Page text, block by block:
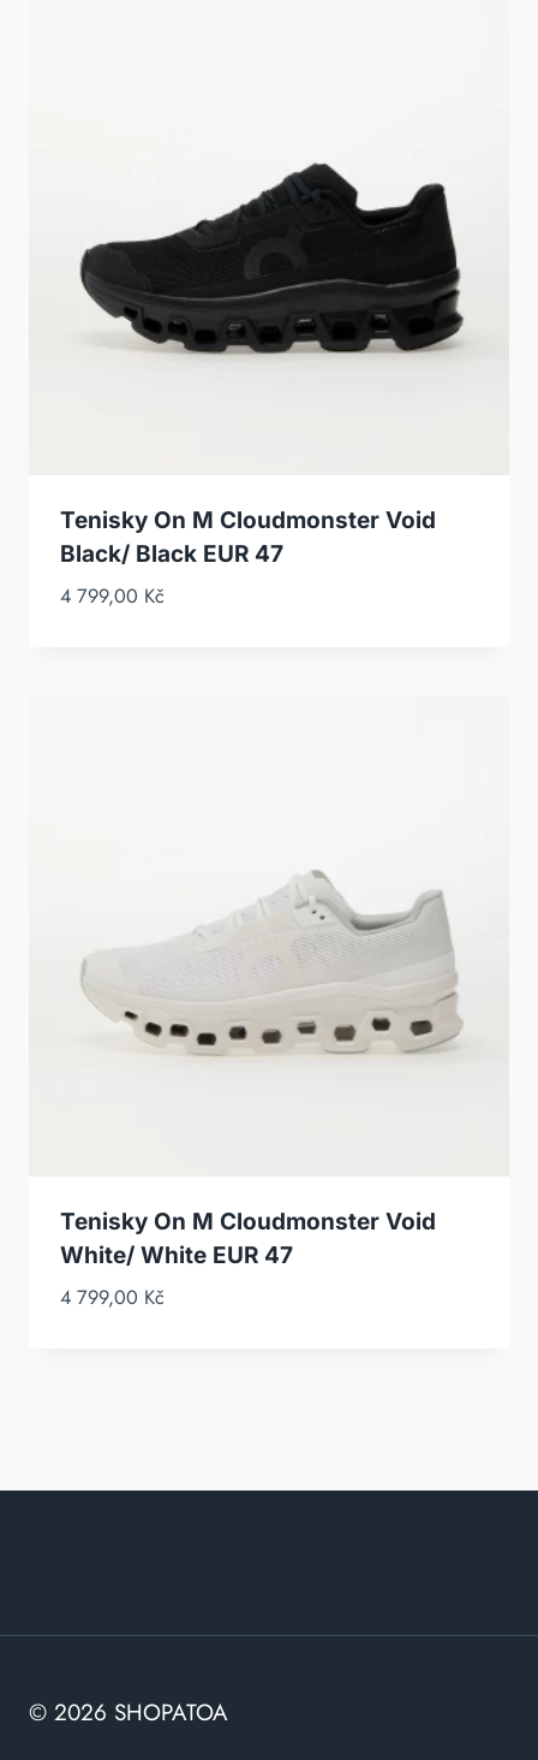
Tenisky On M Cloudmonster Void
Black/ Black EUR 47
4 799,00 Kč
Tenisky On M Cloudmonster Void
White/ White EUR 47
4 799,00 Kč
© 2026 SHOPATOA